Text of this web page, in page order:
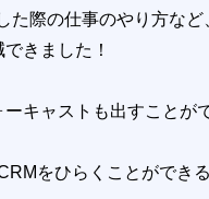
た際の仕事のやり方など
きました！
キャストも出すことが
をひらくことができ